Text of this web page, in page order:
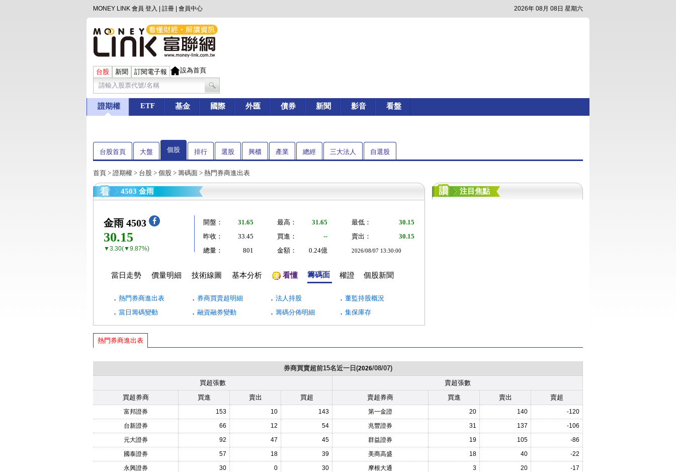
MONEY LINK 會員 登入 註冊 會員中心 2026年 08月 08日 星期六
台股 新聞 訂閱電子報 設為首頁
證期權 ETF 基金 國際 外匯 債券 新聞 影音 看盤
台股首頁 大盤 個股 排行 選股 興櫃 產業 總經 三大法人 自選股
首頁 > 證期權 > 台股 > 個股 > 籌碼面 > 熱門券商進出表
4503 金雨
金雨 4503
30.15
▼3.30(▼9.87%)
開盤： 31.65 最高： 31.65 最低：
30.15
昨收：
33.45 買進： -- 賣出：
30.15
總量：
801 金額： 0.24億 2026/08/07 13:30:00
當日走勢 價量明細 技術線圖 基本分析 看懂 籌碼面 權證 個股新聞
． 熱門券商進出表 ． 券商買賣超明細 ． 法人持股 ． 董監持股概況
． 當日籌碼變動 ． 融資融券變動 ． 籌碼分佈明細 ． 集保庫存
注目焦點
熱門券商進出表
券商買賣超前15名近一日(2026/08/07)
買超張數
賣超張數
買超券商
買進 賣出 買超 賣超券商 買進 賣出 賣超
富邦證券 153 10 143 第一金證 20 140
-120
台新證券
66 12 54 兆豐證券 31 137
-106
元大證券
92 47 45 群益證券 19 105
-86
國泰證券
57 18 39 美商高盛 18 40
-22
永興證券
30 0 30 摩根大通 3 20
-17